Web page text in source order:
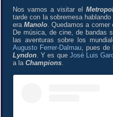
Nos vamos a visitar el
tarde con la sobremesa
eraManolo. Quedamos a comer
De música, de cine, de bandas
las aventuras sobre los
Augusto Ferrer-Dalmau, pues de
Lyndon. Y es que José Luis
a la Champions.